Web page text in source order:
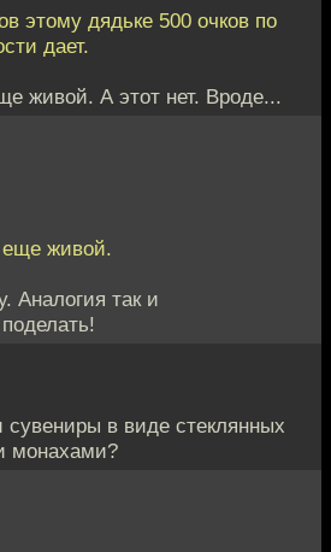
этому дядьке 500 очков по
дает.
живой. А этот нет. Вроде...
живой.
Аналогия так и
сувениры в виде стеклянных
монахами?